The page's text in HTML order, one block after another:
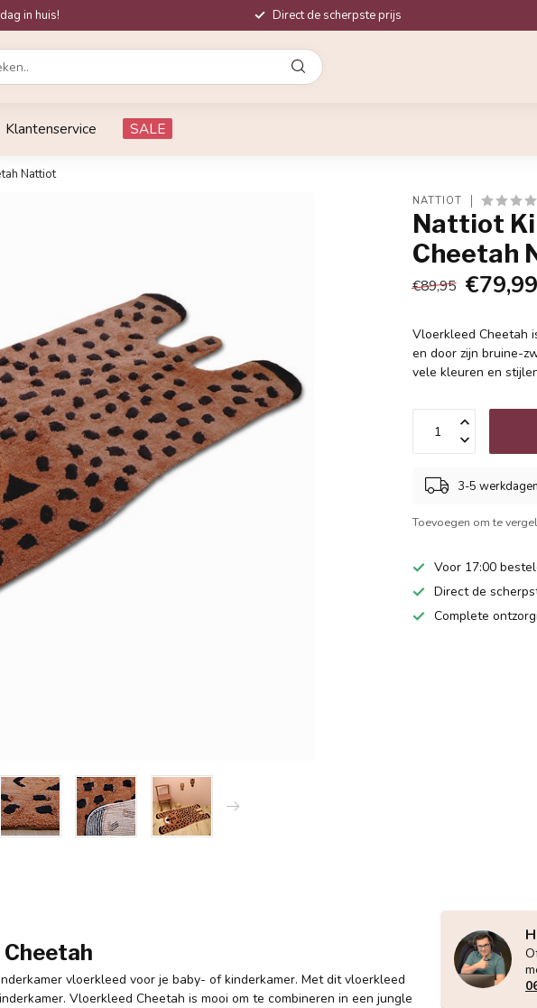
in huis! Direct de scherpste prijs
Klantenservice SALE
Nattiot
NATTIOT
Nattiot
Cheetah
€89,95 €79,99
Vloerkleed Cheetah
en door zijn bruine-
vele kleuren en
3-5 werkdagen
Toevoegen om te
Voor 17:00
Direct de
Complete
vloerkleed voor je baby- of kinderkamer. Met dit vloerkleed
Vloerkleed Cheetah is mooi om te combineren in een jungle